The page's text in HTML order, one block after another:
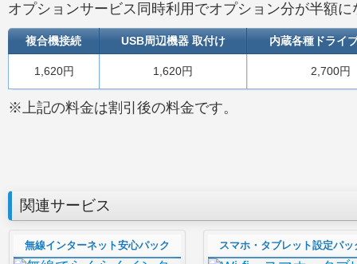
オプションサービス同時利用でオプション分が半額に
複合機接続 USB周辺機器 取付け 内蔵各種ドライ
1,620円 1,620円 2,700円
※上記の料金は割引後の料金です。
関連サービス
無線インターネット安心パック スマホ・タブレット設定パッ